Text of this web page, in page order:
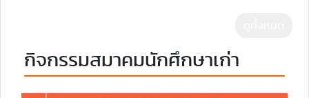
กิจกรรมสมาคมนักศึกษาเก่า